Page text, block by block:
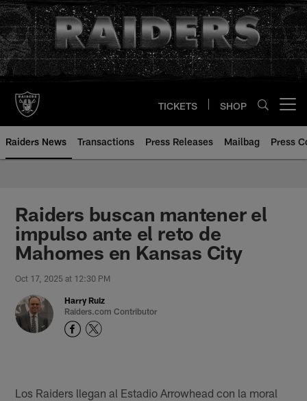
Skip
to
main
content
TICKETS SHOP
Raiders News Transactions Press Releases Mailbag Press
Raiders buscan mantener el
impulso ante el reto de
Mahomes en Kansas City
Oct 17, 2025 at 12:30 PM
Harry Ruiz
Raiders.com Contributor
Los Raiders llegan al Estadio Arrowhead con la moral